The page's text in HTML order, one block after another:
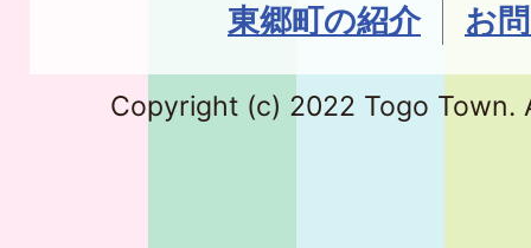
東郷町の紹介
お
Copyright (c) 2022 Togo Town.